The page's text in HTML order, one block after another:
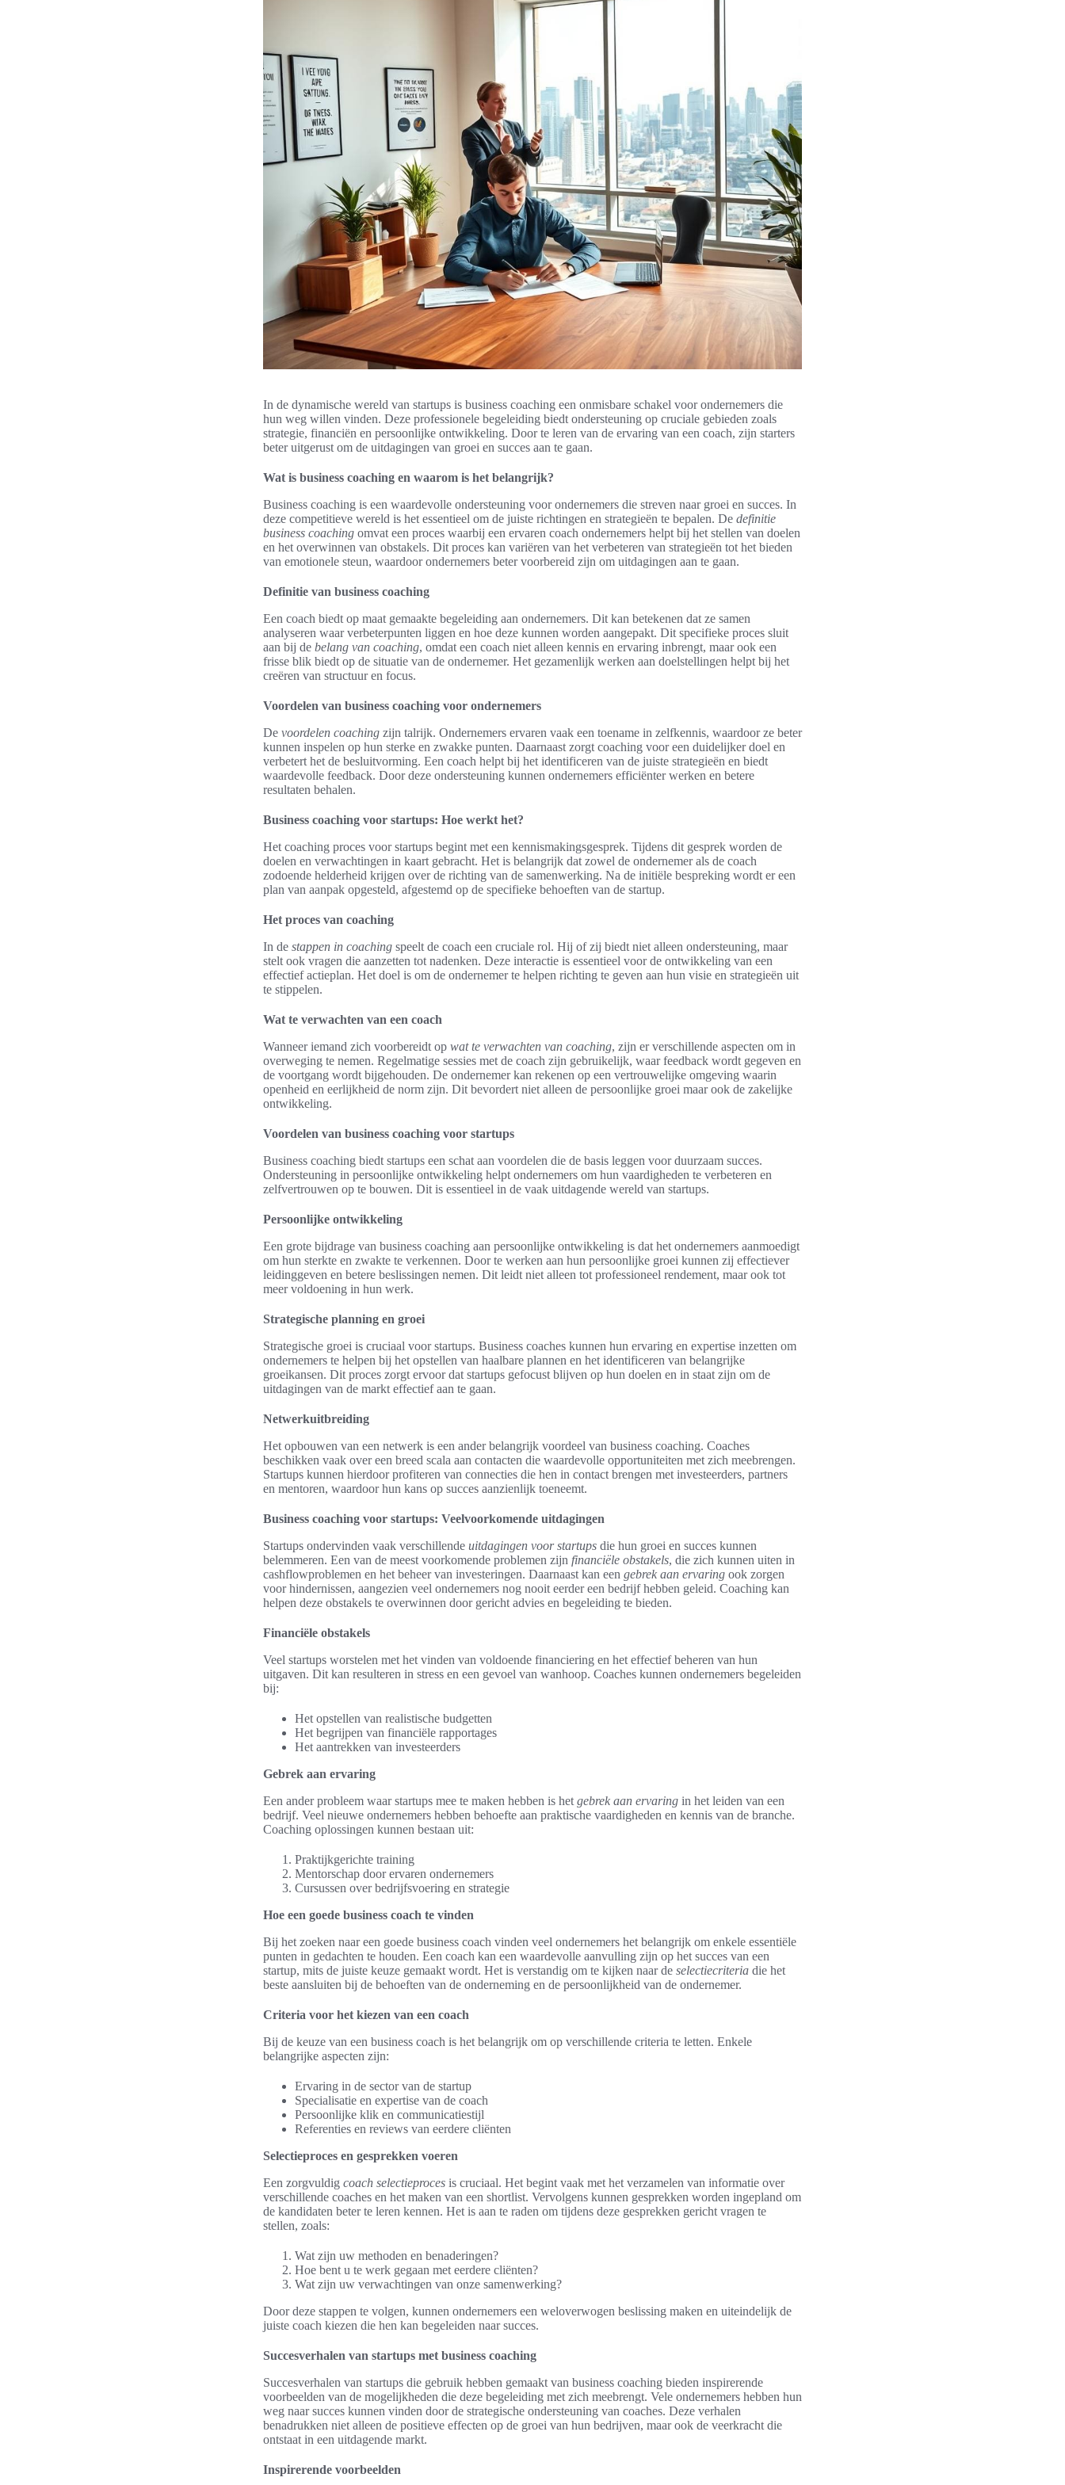
In de dynamische wereld van startups is business coaching een onmisbare schakel voor ondernemers die
hun weg willen vinden. Deze professionele begeleiding biedt ondersteuning op cruciale gebieden zoals
strategie, financiën en persoonlijke ontwikkeling. Door te leren van de ervaring van een coach, zijn starters
beter uitgerust om de uitdagingen van groei en succes aan te gaan.
Wat is business coaching en waarom is het belangrijk?
Business coaching is een waardevolle ondersteuning voor ondernemers die streven naar groei en succes. In
deze competitieve wereld is het essentieel om de juiste richtingen en strategieën te bepalen. De definitie
business coaching omvat een proces waarbij een ervaren coach ondernemers helpt bij het stellen van doelen
en het overwinnen van obstakels. Dit proces kan variëren van het verbeteren van strategieën tot het bieden
van emotionele steun, waardoor ondernemers beter voorbereid zijn om uitdagingen aan te gaan.
Definitie van business coaching
Een coach biedt op maat gemaakte begeleiding aan ondernemers. Dit kan betekenen dat ze samen
analyseren waar verbeterpunten liggen en hoe deze kunnen worden aangepakt. Dit specifieke proces sluit
aan bij de belang van coaching, omdat een coach niet alleen kennis en ervaring inbrengt, maar ook een
frisse blik biedt op de situatie van de ondernemer. Het gezamenlijk werken aan doelstellingen helpt bij het
creëren van structuur en focus.
Voordelen van business coaching voor ondernemers
De voordelen coaching zijn talrijk. Ondernemers ervaren vaak een toename in zelfkennis, waardoor ze beter
kunnen inspelen op hun sterke en zwakke punten. Daarnaast zorgt coaching voor een duidelijker doel en
verbetert het de besluitvorming. Een coach helpt bij het identificeren van de juiste strategieën en biedt
waardevolle feedback. Door deze ondersteuning kunnen ondernemers efficiënter werken en betere
resultaten behalen.
Business coaching voor startups: Hoe werkt het?
Het coaching proces voor startups begint met een kennismakingsgesprek. Tijdens dit gesprek worden de
doelen en verwachtingen in kaart gebracht. Het is belangrijk dat zowel de ondernemer als de coach
zodoende helderheid krijgen over de richting van de samenwerking. Na de initiële bespreking wordt er een
plan van aanpak opgesteld, afgestemd op de specifieke behoeften van de startup.
Het proces van coaching
In de stappen in coaching speelt de coach een cruciale rol. Hij of zij biedt niet alleen ondersteuning, maar
stelt ook vragen die aanzetten tot nadenken. Deze interactie is essentieel voor de ontwikkeling van een
effectief actieplan. Het doel is om de ondernemer te helpen richting te geven aan hun visie en strategieën uit
te stippelen.
Wat te verwachten van een coach
Wanneer iemand zich voorbereidt op wat te verwachten van coaching, zijn er verschillende aspecten om in
overweging te nemen. Regelmatige sessies met de coach zijn gebruikelijk, waar feedback wordt gegeven en
de voortgang wordt bijgehouden. De ondernemer kan rekenen op een vertrouwelijke omgeving waarin
openheid en eerlijkheid de norm zijn. Dit bevordert niet alleen de persoonlijke groei maar ook de zakelijke
ontwikkeling.
Voordelen van business coaching voor startups
Business coaching biedt startups een schat aan voordelen die de basis leggen voor duurzaam succes.
Ondersteuning in persoonlijke ontwikkeling helpt ondernemers om hun vaardigheden te verbeteren en
zelfvertrouwen op te bouwen. Dit is essentieel in de vaak uitdagende wereld van startups.
Persoonlijke ontwikkeling
Een grote bijdrage van business coaching aan persoonlijke ontwikkeling is dat het ondernemers aanmoedigt
om hun sterkte en zwakte te verkennen. Door te werken aan hun persoonlijke groei kunnen zij effectiever
leidinggeven en betere beslissingen nemen. Dit leidt niet alleen tot professioneel rendement, maar ook tot
meer voldoening in hun werk.
Strategische planning en groei
Strategische groei is cruciaal voor startups. Business coaches kunnen hun ervaring en expertise inzetten om
ondernemers te helpen bij het opstellen van haalbare plannen en het identificeren van belangrijke
groeikansen. Dit proces zorgt ervoor dat startups gefocust blijven op hun doelen en in staat zijn om de
uitdagingen van de markt effectief aan te gaan.
Netwerkuitbreiding
Het opbouwen van een netwerk is een ander belangrijk voordeel van business coaching. Coaches
beschikken vaak over een breed scala aan contacten die waardevolle opportuniteiten met zich meebrengen.
Startups kunnen hierdoor profiteren van connecties die hen in contact brengen met investeerders, partners
en mentoren, waardoor hun kans op succes aanzienlijk toeneemt.
Business coaching voor startups: Veelvoorkomende uitdagingen
Startups ondervinden vaak verschillende uitdagingen voor startups die hun groei en succes kunnen
belemmeren. Een van de meest voorkomende problemen zijn financiële obstakels, die zich kunnen uiten in
cashflowproblemen en het beheer van investeringen. Daarnaast kan een gebrek aan ervaring ook zorgen
voor hindernissen, aangezien veel ondernemers nog nooit eerder een bedrijf hebben geleid. Coaching kan
helpen deze obstakels te overwinnen door gericht advies en begeleiding te bieden.
Financiële obstakels
Veel startups worstelen met het vinden van voldoende financiering en het effectief beheren van hun
uitgaven. Dit kan resulteren in stress en een gevoel van wanhoop. Coaches kunnen ondernemers begeleiden
bij:
Het opstellen van realistische budgetten
Het begrijpen van financiële rapportages
Het aantrekken van investeerders
Gebrek aan ervaring
Een ander probleem waar startups mee te maken hebben is het gebrek aan ervaring in het leiden van een
bedrijf. Veel nieuwe ondernemers hebben behoefte aan praktische vaardigheden en kennis van de branche.
Coaching oplossingen kunnen bestaan uit:
Praktijkgerichte training
Mentorschap door ervaren ondernemers
Cursussen over bedrijfsvoering en strategie
Hoe een goede business coach te vinden
Bij het zoeken naar een goede business coach vinden veel ondernemers het belangrijk om enkele essentiële
punten in gedachten te houden. Een coach kan een waardevolle aanvulling zijn op het succes van een
startup, mits de juiste keuze gemaakt wordt. Het is verstandig om te kijken naar de selectiecriteria die het
beste aansluiten bij de behoeften van de onderneming en de persoonlijkheid van de ondernemer.
Criteria voor het kiezen van een coach
Bij de keuze van een business coach is het belangrijk om op verschillende criteria te letten. Enkele
belangrijke aspecten zijn:
Ervaring in de sector van de startup
Specialisatie en expertise van de coach
Persoonlijke klik en communicatiestijl
Referenties en reviews van eerdere cliënten
Selectieproces en gesprekken voeren
Een zorgvuldig coach selectieproces is cruciaal. Het begint vaak met het verzamelen van informatie over
verschillende coaches en het maken van een shortlist. Vervolgens kunnen gesprekken worden ingepland om
de kandidaten beter te leren kennen. Het is aan te raden om tijdens deze gesprekken gericht vragen te
stellen, zoals:
Wat zijn uw methoden en benaderingen?
Hoe bent u te werk gegaan met eerdere cliënten?
Wat zijn uw verwachtingen van onze samenwerking?
Door deze stappen te volgen, kunnen ondernemers een weloverwogen beslissing maken en uiteindelijk de
juiste coach kiezen die hen kan begeleiden naar succes.
Succesverhalen van startups met business coaching
Succesverhalen van startups die gebruik hebben gemaakt van business coaching bieden inspirerende
voorbeelden van de mogelijkheden die deze begeleiding met zich meebrengt. Vele ondernemers hebben hun
weg naar succes kunnen vinden door de strategische ondersteuning van coaches. Deze verhalen
benadrukken niet alleen de positieve effecten op de groei van hun bedrijven, maar ook de veerkracht die
ontstaat in een uitdagende markt.
Inspirerende voorbeelden